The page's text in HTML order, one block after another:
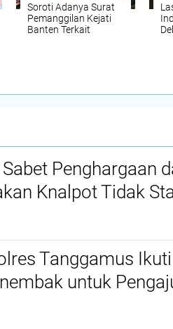
Soroti Adanya Surat
Pemanggilan Kejati
Banten Terkait
Penghargaan
Knalpot Tidak
Humanis
Tanggamus
untuk